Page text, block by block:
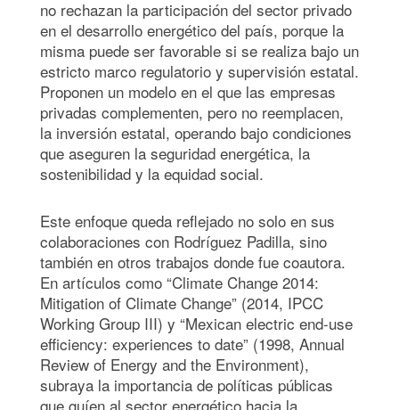
no rechazan la participación del sector privado
en el desarrollo energético del país, porque la
misma puede ser favorable si se realiza bajo un
estricto marco regulatorio y supervisión estatal.
Proponen un modelo en el que las empresas
privadas complementen, pero no reemplacen,
la inversión estatal, operando bajo condiciones
que aseguren la seguridad energética, la
sostenibilidad y la equidad social.
Este enfoque queda reflejado no solo en sus
colaboraciones con Rodríguez Padilla, sino
también en otros trabajos donde fue coautora.
En artículos como “Climate Change 2014:
Mitigation of Climate Change” (2014, IPCC
Working Group III) y “Mexican electric end-use
efficiency: experiences to date” (1998, Annual
Review of Energy and the Environment),
subraya la importancia de políticas públicas
que guíen al sector energético hacia la